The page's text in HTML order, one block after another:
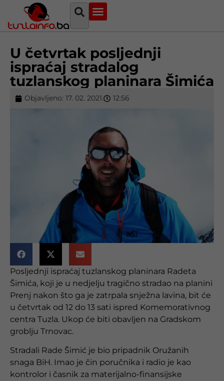
U četvrtak posljednji
ispraćaj stradalog
tuzlanskog planinara Šimića
Objavljeno: 17. 02. 2021. 12:56
Posljednji ispraćaj tuzlanskog planinara Radeta
Šimića, koji je u nedjelju tragično stradao na planini
Prenj nakon što ga je zatrpala snježna lavina, bit će
u četvrtak od 12 do 13 sati ispred Komemorativnog
centra Tuzla. Ukop će biti obavljen na Gradskom
groblju Trnovac.
Stradali Rade Šimić je bio pripadnik Oružanih
snaga BiH. Imao je čin poručnika i radio je kao
kontrolor i časnik za materijalno-finansijske